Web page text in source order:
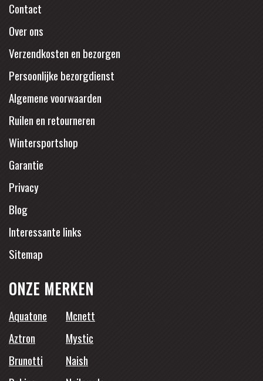
Contact
Over ons
Verzendkosten en bezorgen
Persoonlijke bezorgdienst
Algemene voorwaarden
Ruilen en retourneren
Wintersportshop
Garantie
Privacy
Blog
Interessante links
Sitemap
ONZE MERKEN
Aquatone
Mcnett
Aztron
Mystic
Brunotti
Naish